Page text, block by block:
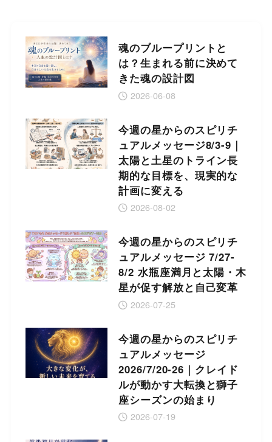
魂のブループリントと
は？生まれる前に決めて
きた魂の設計図
2026-06-08
今週の星からのスピリチ
ュアルメッセージ8/3-9｜
太陽と土星のトライン長
期的な目標を、現実的な
計画に変える
2026-08-02
今週の星からのスピリチ
ュアルメッセージ 7/27-
8/2 水瓶座満月と太陽・木
星が促す解放と自己変革
2026-07-25
今週の星からのスピリチ
ュアルメッセージ
2026/7/20-26｜クレイド
ルが動かす大転換と獅子
座シーズンの始まり
2026-07-19